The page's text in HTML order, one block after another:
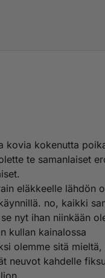
kovia kokenutta
te samanlaiset
eläkkeelle lähdön
no, kaikki
nyt ihan niinkään
kullan kainalossa
olemme sitä mieltä,
neuvot kahdelle